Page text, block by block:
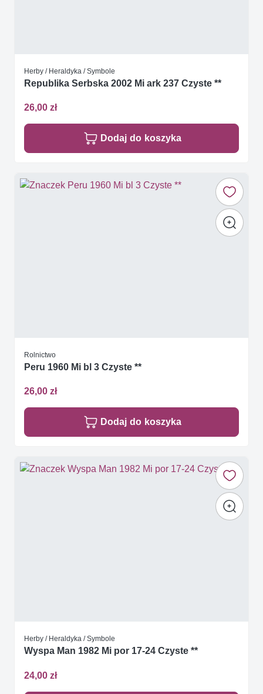
Herby / Heraldyka / Symbole
Republika Serbska 2002 Mi ark 237 Czyste **
26,00 zł
Dodaj do koszyka
Rolnictwo
Peru 1960 Mi bl 3 Czyste **
26,00 zł
Dodaj do koszyka
Herby / Heraldyka / Symbole
Wyspa Man 1982 Mi por 17-24 Czyste **
24,00 zł